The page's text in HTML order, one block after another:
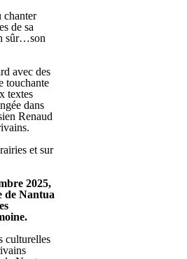
chanter
de sa
sûr…son
avec des
touchante
textes
dans
Renaud
et sur
2025,
de Nantua
culturelles